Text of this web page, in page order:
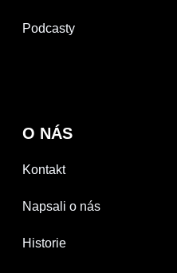
Podcasty
O NÁS
Kontakt
Napsali o nás
Historie